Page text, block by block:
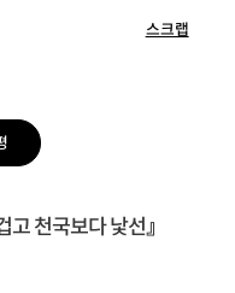
스크랩
고 천국보다 낯선』